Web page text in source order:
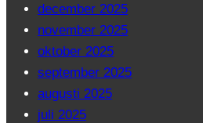
december 2025
november 2025
oktober 2025
september 2025
augusti 2025
juli 2025